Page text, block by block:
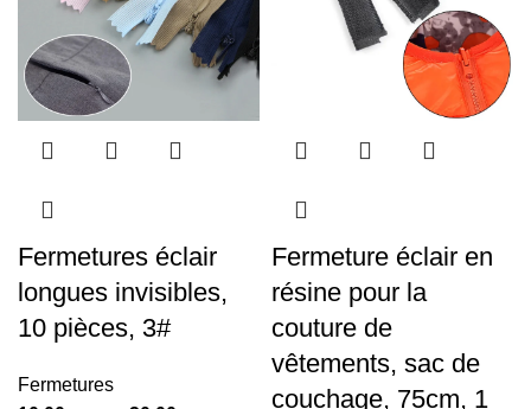
Fermetures éclair
longues invisibles,
10 pièces, 3#
Fermetures
Fermeture éclair en
résine pour la
couture de
vêtements, sac de
couchage, 75cm, 1